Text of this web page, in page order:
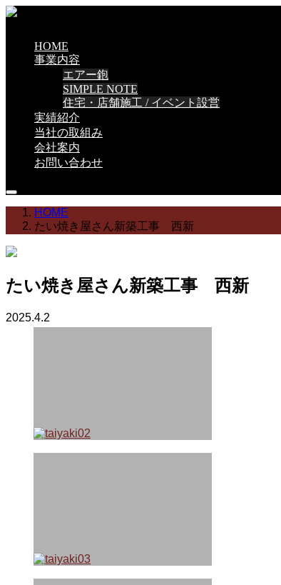
HOME
事業内容
エアー鉋
SIMPLE NOTE
住宅・店舗施工 / イベント設営
実績紹介
当社の取組み
会社案内
お問い合わせ
HOME
たい焼き屋さん新築工事 西新
たい焼き屋さん新築工事 西新
2025.4.2